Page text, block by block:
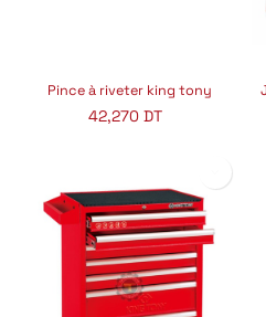
Pince à riveter king tony
42,270 DT